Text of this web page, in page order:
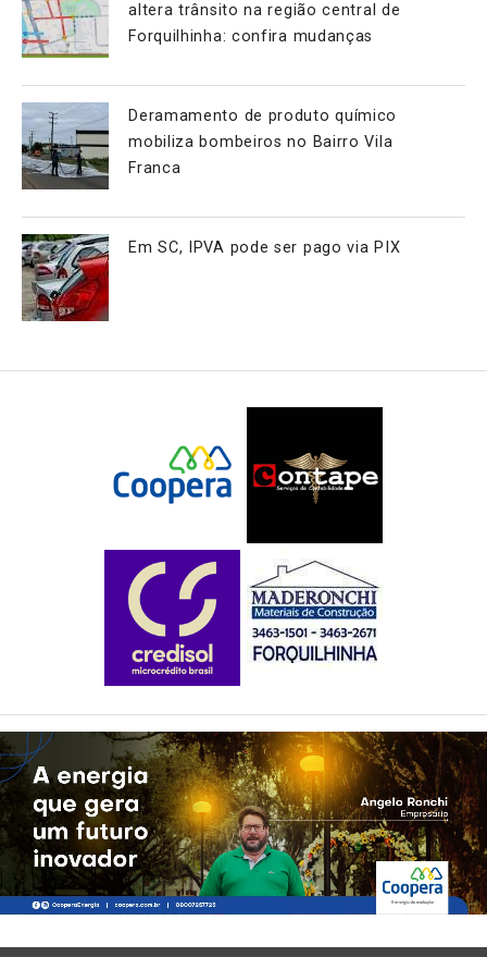
altera trânsito na região central de
Forquilhinha: confira mudanças
Deramamento de produto químico
mobiliza bombeiros no Bairro Vila
Franca
Em SC, IPVA pode ser pago via PIX